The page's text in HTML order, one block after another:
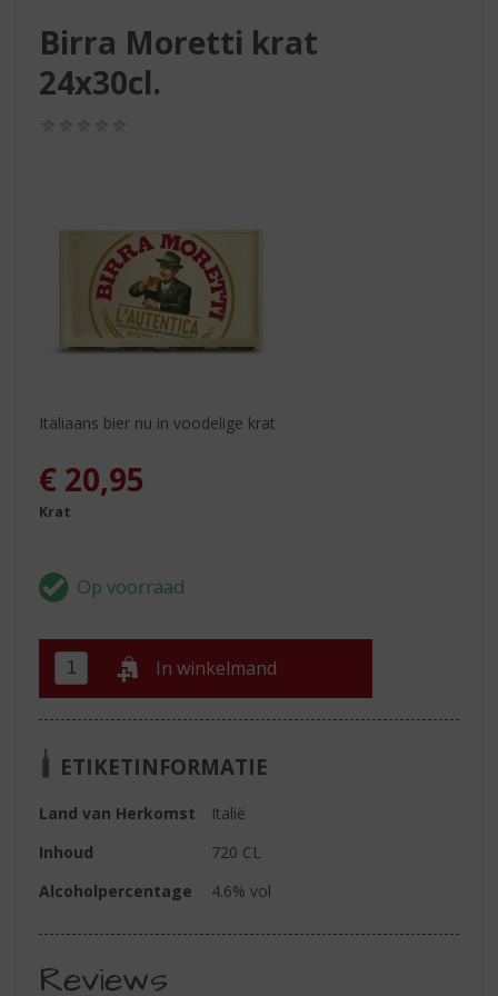
Birra Moretti krat
24x30cl.
Italiaans bier nu in voodelige krat
€ 20,95
Krat
In winkelmand
ETIKETINFORMATIE
Land van Herkomst
Italië
Inhoud
720 CL
Alcoholpercentage
4.6% vol
Reviews